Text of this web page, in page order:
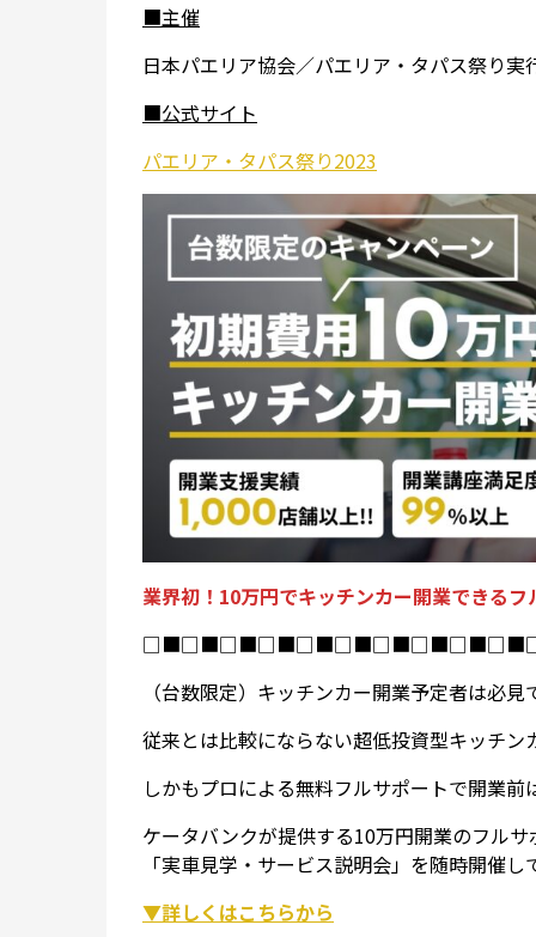
■主催
日本パエリア協会／パエリア・タパス祭り実
■公式サイト
パエリア・タパス祭り2023
業界初！10万円でキッチンカー開業できる
（台数限定）キッチンカー開業予定者は必見
従来とは比較にならない超低投資型キッチン
しかもプロによる無料フルサポートで開業
ケータバンクが提供する10万円開業のフル
「実車見学・サービス説明会」を随時開催し
▼詳しくはこちらから